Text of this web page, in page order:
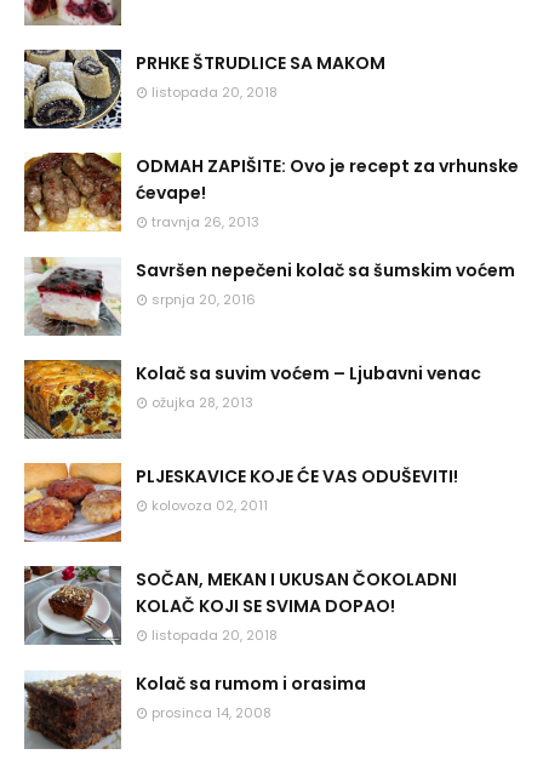
PRHKE ŠTRUDLICE SA MAKOM
listopada 20, 2018
ODMAH ZAPIŠITE: Ovo je recept za vrhunske
ćevape!
travnja 26, 2013
Savršen nepečeni kolač sa šumskim voćem
srpnja 20, 2016
Kolač sa suvim voćem – Ljubavni venac
ožujka 28, 2013
PLJESKAVICE KOJE ĆE VAS ODUŠEVITI!
kolovoza 02, 2011
SOČAN, MEKAN I UKUSAN ČOKOLADNI
KOLAČ KOJI SE SVIMA DOPAO!
listopada 20, 2018
Kolač sa rumom i orasima
prosinca 14, 2008